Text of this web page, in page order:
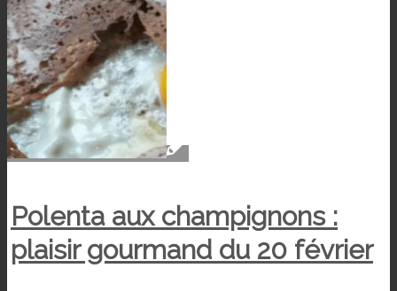
Polenta aux champignons :
plaisir gourmand du 20 février